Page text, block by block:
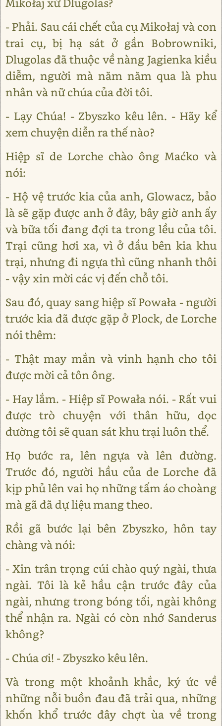
- Phải. Sau cái chết của cụ Mikołaj và con
trai cụ, bị hạ sát ở gần Bobrowniki,
Dlugolas đã thuộc về nàng Jagienka kiều
diễm, người mà năm năm qua là phu
nhân và nữ chúa của đời tôi.
- Lạy Chúa! - Zbyszko kêu lên. - Hãy kể
xem chuyện diễn ra thế nào?
Hiệp sĩ de Lorche chào ông Maćko và
nói:
- Hộ vệ trước kia của anh, Glowacz, bảo
là sẽ gặp được anh ở đây, bây giờ anh ấy
và bữa tối đang đợi ta trong lều của tôi.
Trại cũng hơi xa, vì ở đầu bên kia khu
trại, nhưng đi ngựa thì cũng nhanh thôi
- vậy xin mời các vị đến chỗ tôi.
Sau đó, quay sang hiệp sĩ Powała - người
trước kia đã được gặp ở Plock, de Lorche
nói thêm:
- Thật may mắn và vinh hạnh cho tôi
được mời cả tôn ông.
- Hay lắm. - Hiệp sĩ Powała nói. - Rất vui
được trò chuyện với thân hữu, dọc
đường tôi sẽ quan sát khu trại luôn thể.
Họ bước ra, lên ngựa và lên đường.
Trước đó, người hầu của de Lorche đã
kịp phủ lên vai họ những tấm áo choàng
mà gã đã dự liệu mang theo.
Rồi gã bước lại bên Zbyszko, hôn tay
chàng và nói:
- Xin trân trọng cúi chào quý ngài, thưa
ngài. Tôi là kẻ hầu cận trước đây của
ngài, nhưng trong bóng tối, ngài không
thể nhận ra. Ngài có còn nhớ Sanderus
không?
- Chúa ơi! - Zbyszko kêu lên.
Và trong một khoảnh khắc, ký ức về
những nỗi buồn đau đã trải qua, những
khốn khổ trước đây chợt ùa về trong